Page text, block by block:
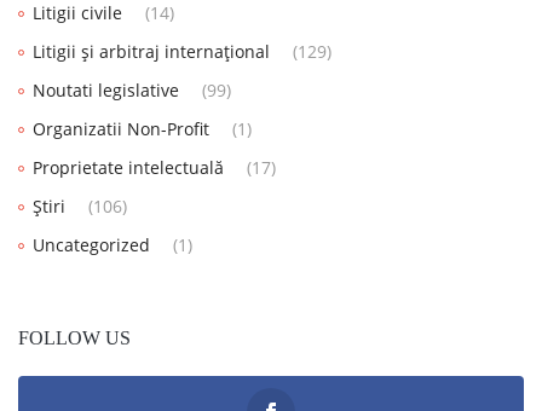
Litigii civile
(14)
Litigii și arbitraj internațional
(129)
Noutati legislative
(99)
Organizatii Non-Profit
(1)
Proprietate intelectuală
(17)
Știri
(106)
Uncategorized
(1)
FOLLOW US